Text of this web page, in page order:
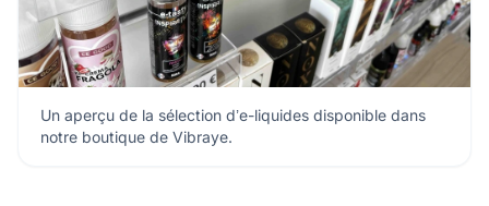
Un aperçu de la sélection d’e-liquides disponible dans
notre boutique de Vibraye.